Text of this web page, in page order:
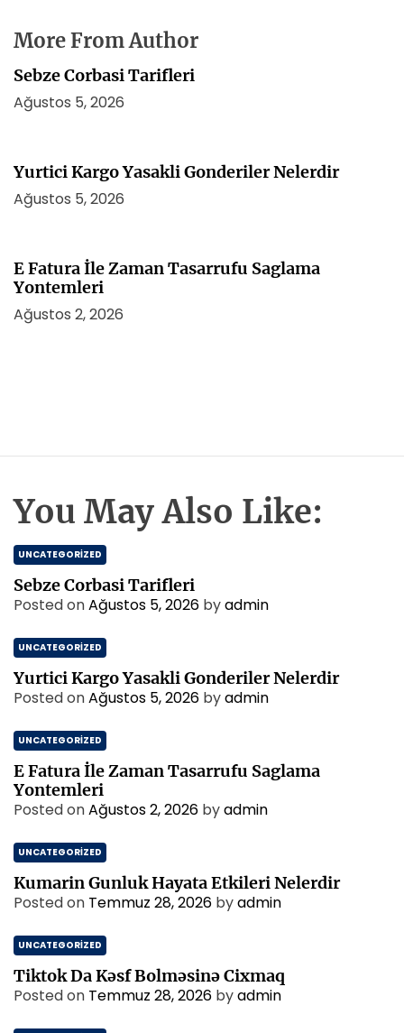
More From Author
Sebze Corbasi Tarifleri
Ağustos 5, 2026
Yurtici Kargo Yasakli Gonderiler Nelerdir
Ağustos 5, 2026
E Fatura İle Zaman Tasarrufu Saglama
Yontemleri
Ağustos 2, 2026
You May Also Like:
UNCATEGORIZED
Sebze Corbasi Tarifleri
Posted onAğustos 5, 2026 byadmin
UNCATEGORIZED
Yurtici Kargo Yasakli Gonderiler Nelerdir
Posted onAğustos 5, 2026 byadmin
UNCATEGORIZED
E Fatura İle Zaman Tasarrufu Saglama
Yontemleri
Posted onAğustos 2, 2026 byadmin
UNCATEGORIZED
Kumarin Gunluk Hayata Etkileri Nelerdir
Posted on Temmuz 28, 2026 byadmin
UNCATEGORIZED
Tiktok Da Kəsf Bolməsinə Cixmaq
Posted on Temmuz 28, 2026 byadmin